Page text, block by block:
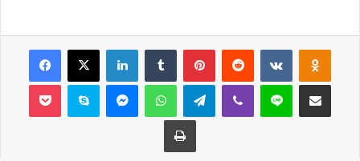
Facebook
X LinkedInTumblr PinterestReddit VKontakte
Pocket Skype MessengerWhatsAppTelegramViber Line E-Posta ile
Yazdır